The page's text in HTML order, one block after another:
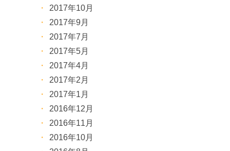
2017年10月
2017年9月
2017年7月
2017年5月
2017年4月
2017年2月
2017年1月
2016年12月
2016年11月
2016年10月